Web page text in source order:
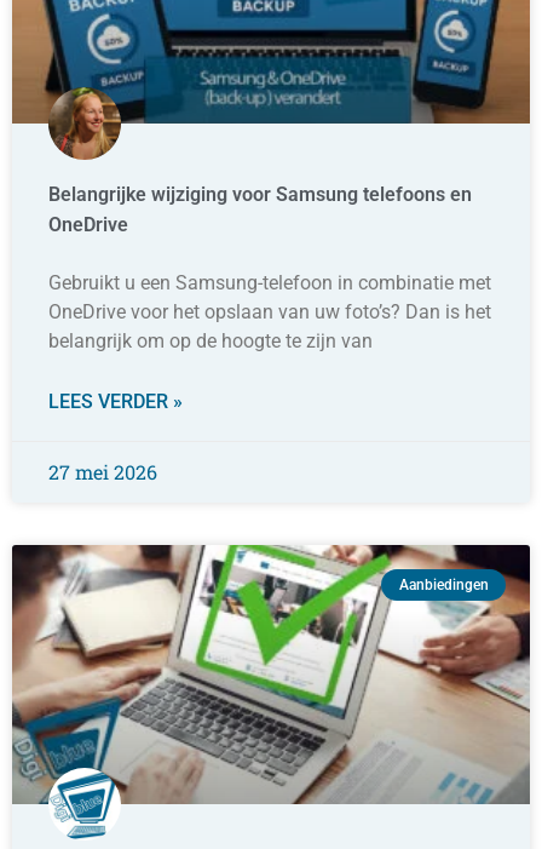
Belangrijke wijziging voor Samsung telefoons en
OneDrive
Gebruikt u een Samsung-telefoon in combinatie met
OneDrive voor het opslaan van uw foto’s? Dan is het
belangrijk om op de hoogte te zijn van
LEES VERDER »
27 mei 2026
Aanbiedingen